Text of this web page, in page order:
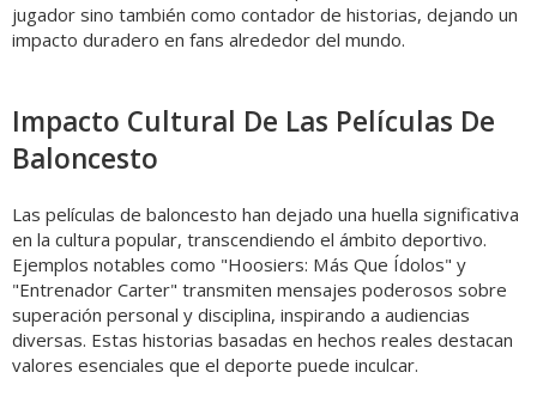
jugador sino también como contador de historias, dejando un
impacto duradero en fans alrededor del mundo.
Impacto Cultural De Las Películas De
Baloncesto
Las películas de baloncesto han dejado una huella significativa
en la cultura popular, transcendiendo el ámbito deportivo.
Ejemplos notables como "Hoosiers: Más Que Ídolos" y
"Entrenador Carter" transmiten mensajes poderosos sobre
superación personal y disciplina, inspirando a audiencias
diversas. Estas historias basadas en hechos reales destacan
valores esenciales que el deporte puede inculcar.